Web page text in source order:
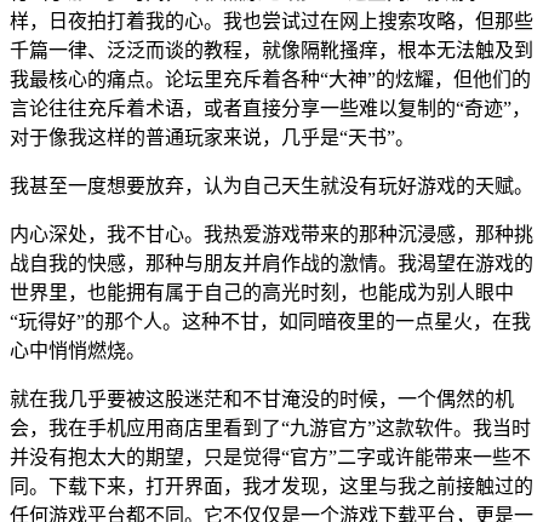
样，日夜拍打着我的心。我也尝试过在网上搜索攻略，但那些
千篇一律、泛泛而谈的教程，就像隔靴搔痒，根本无法触及到
我最核心的痛点。论坛里充斥着各种“大神”的炫耀，但他们的
言论往往充斥着术语，或者直接分享一些难以复制的“奇迹”，
对于像我这样的普通玩家来说，几乎是“天书”。
我甚至一度想要放弃，认为自己天生就没有玩好游戏的天赋。
内心深处，我不甘心。我热爱游戏带来的那种沉浸感，那种挑
战自我的快感，那种与朋友并肩作战的激情。我渴望在游戏的
世界里，也能拥有属于自己的高光时刻，也能成为别人眼中
“玩得好”的那个人。这种不甘，如同暗夜里的一点星火，在我
心中悄悄燃烧。
就在我几乎要被这股迷茫和不甘淹没的时候，一个偶然的机
会，我在手机应用商店里看到了“九游官方”这款软件。我当时
并没有抱太大的期望，只是觉得“官方”二字或许能带来一些不
同。下载下来，打开界面，我才发现，这里与我之前接触过的
任何游戏平台都不同。它不仅仅是一个游戏下载平台，更是一